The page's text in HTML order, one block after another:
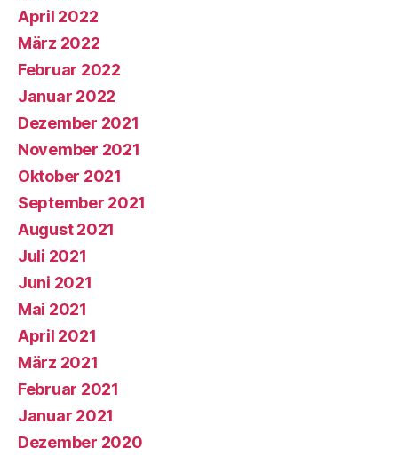
April 2022
März 2022
Februar 2022
Januar 2022
Dezember 2021
November 2021
Oktober 2021
September 2021
August 2021
Juli 2021
Juni 2021
Mai 2021
April 2021
März 2021
Februar 2021
Januar 2021
Dezember 2020